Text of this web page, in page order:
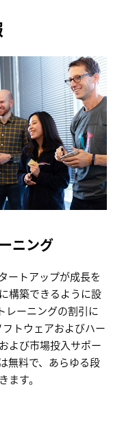
ニング
ートアップが成長を
構築できるように設
レーニングの割引に
トウェアおよびハー
よび市場投入サポー
無料で、あらゆる段
ます。